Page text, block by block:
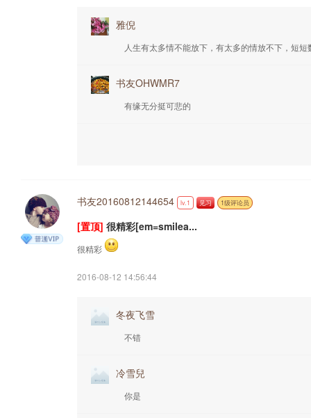
雅倪
人生有太多情不能放下，有太多的情放不下，短
书友OHWMR7
有缘无分挺可悲的
书友20160812144654 lv.1 见习 1级评论员
[置顶] 很精彩[em=smilea...
很精彩
2016-08-12 14:56:44
冬夜飞雪
不错
冷雪兒
你是